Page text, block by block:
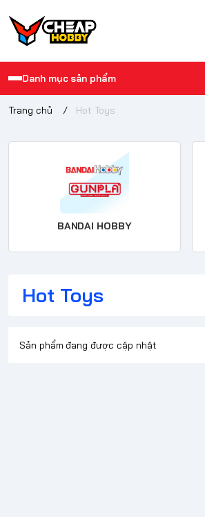
Danh mục sản phẩm
Trang chủ / Hot Toys
BANDAI HOBBY
Hot Toys
Sản phẩm đang được cập nhật